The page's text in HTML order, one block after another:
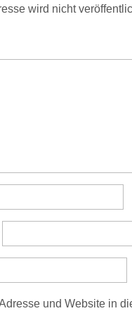
wird nicht
und Website in